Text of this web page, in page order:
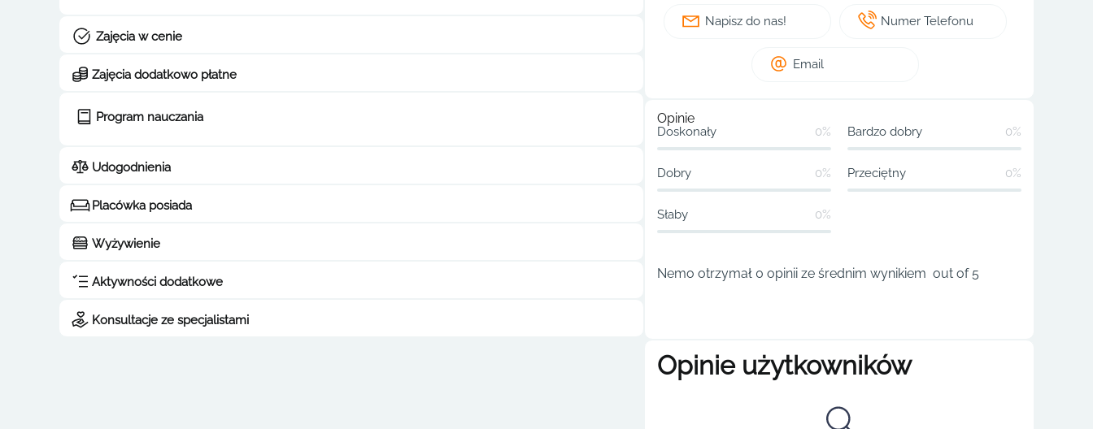
Zajęcia w cenie
Zajęcia dodatkowo płatne
Program nauczania
Udogodnienia
Placówka posiada
Wyżywienie
Aktywności dodatkowe
Konsultacje ze specjalistami
Napisz do nas!
Numer Telefonu
Email
Opinie
Doskonały 0% Bardzo dobry 0%
Dobry 0% Przeciętny 0%
Słaby 0%
Nemo otrzymał 0 opinii ze średnim wynikiem out of 5
Opinie użytkowników